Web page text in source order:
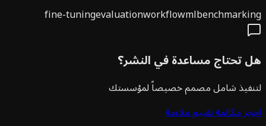
fine-tuningevaluationworkflowml
تحتاج مساعدة في النشر؟
شامل مصمم خصيصاً لمؤسستك
مكالمة تقييم ملاءمة